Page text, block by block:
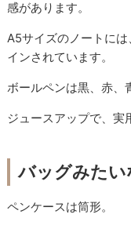
感があります。
A5サイズのノートに
インされています。
ボールペンは黒、赤、
ジュースアップで、実
バッグみたい
ペンケースは筒形。